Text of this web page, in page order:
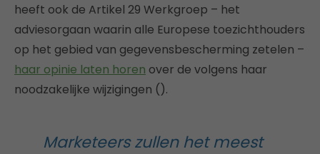
heeft ook de Artikel 29 Werkgroep – het
adviesorgaan waarin alle Europese toezichthouders
op het gebied van gegevensbescherming zetelen –
haar opinie laten horen over de volgens haar
noodzakelijke wijzigingen ().
Marketeers zullen het meest